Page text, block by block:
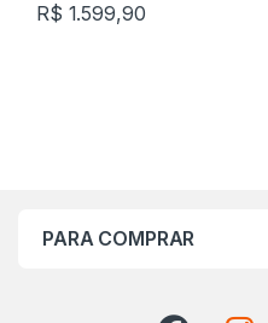
R$ 1.599,90
PARA COMPRAR